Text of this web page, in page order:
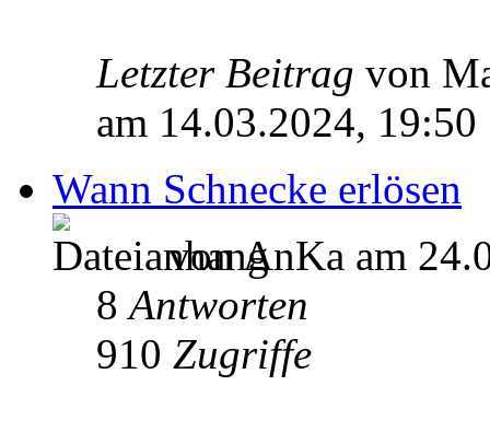
Letzter Beitrag von
am 14.03.2024, 19:50
Wann Schnecke erlösen
von AnKa am
8Antworten
910 Zugriffe